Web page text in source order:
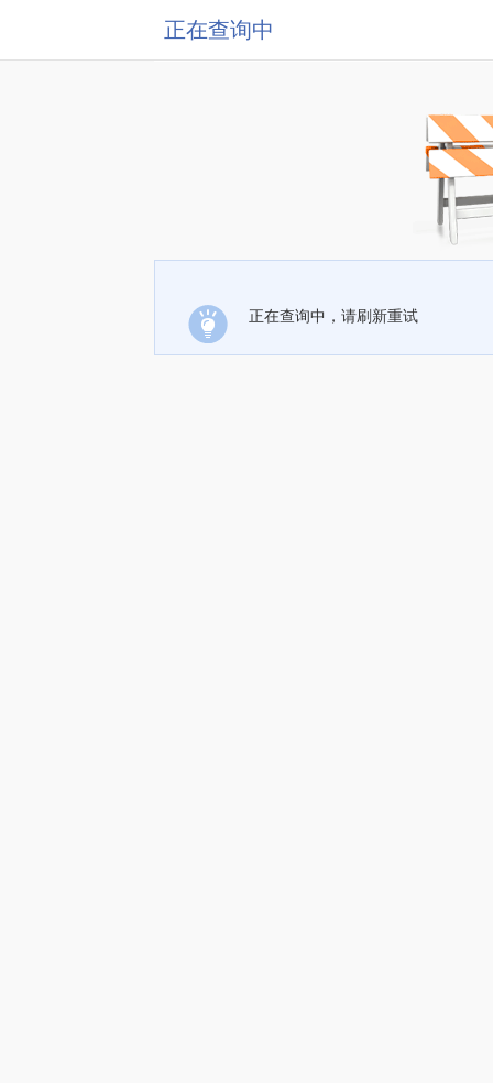
正在查询中
正在查询中，请刷新重试